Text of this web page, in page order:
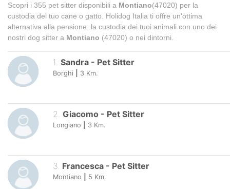
Scopri i 355 pet sitter disponibili a Montiano(47020) per la
custodia del tuo cane o gatto. Holidog Italia ti offre un'ottima
alternativa alla pensione: la custodia dei tuoi animali con uno dei
nostri dog sitter a Montiano (47020) o nei dintorni.
1 Sandra - Pet Sitter
Borghi 3 Km.
2. Giacomo - Pet Sitter
Longiano 3 Km.
3. Francesca - Pet Sitter
Montiano 5 Km.